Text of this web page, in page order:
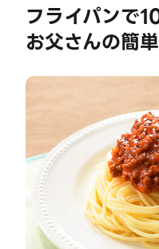
フライパンで
お父さんの簡